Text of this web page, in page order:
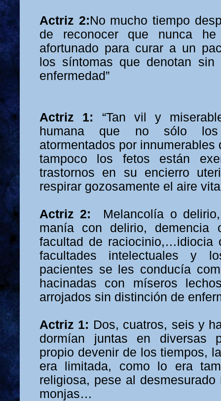
Actriz 2:No mucho tiempo
de reconocer que nunca
afortunado para curar a un
los síntomas que denotan
enfermedad”
Actriz 1: “Tan vil y
humana que no sólo los
atormentados por innumerables
tampoco los fetos están
trastornos en su encierro
respirar gozosamente el aire
Actriz 2:
Melancolía o
manía con delirio, demencia
facultad de raciocinio,…idiocia
facultades intelectuales y
pacientes se les conducía
hacinadas con míseros
arrojados sin distinción de
Actriz 1: Dos, cuatros, seis y
dormían juntas en diversas
propio devenir de los tiempos,
era limitada, como lo era
religiosa, pese al
monjas…